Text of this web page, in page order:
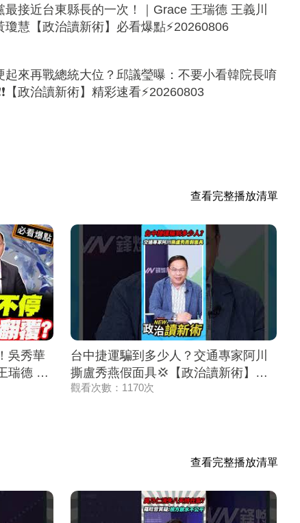
最接近台東縣長的一次！｜Grace 王瑞德 王義川
瓊慧【政治讀新術】必看爆點⚡20260806
起來再戰總統大位？邱議瑩曝：不要小看韓院長唷
【政治讀新術】精彩速看⚡20260803
查看完整播放清單
吳秀華
瑞德 王
看爆點
台中捷運騙到多少人？交通專家阿川
撕盧秀燕假面具💢【政治讀新術】精
彩速看⚡20260806
觀看次數：1170次
查看完整播放清單